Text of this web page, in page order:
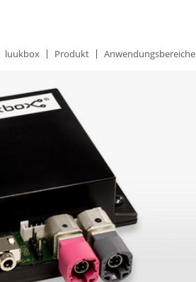
luukbox
Produkt Anwendungsbereiche